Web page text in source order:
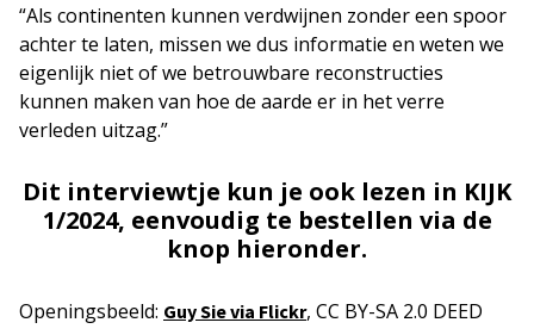
“Als continenten kunnen verdwijnen zonder een spoor
achter te laten, missen we dus informatie en weten we
eigenlijk niet of we betrouwbare reconstructies
kunnen maken van hoe de aarde er in het verre
verleden uitzag.”
Dit interviewtje kun je ook lezen in KIJK
1/2024, eenvoudig te bestellen via de
knop hieronder.
Openingsbeeld: Guy Sie via Flickr, CC BY-SA 2.0 DEED